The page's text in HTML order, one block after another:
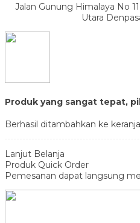
Jalan Gunung Himalaya No
Utara
Produk yang sangat tepat,
Berhasil ditambahkan ke
Lanjut Belanja
Produk Quick Order
Pemesanan dapat langsung